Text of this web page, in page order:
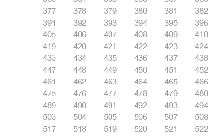
377
378 379 380 381
382
391
392 393 394 395
396
405
406 407 408 409
410
419
420 421 422 423
424
433
434 435 436 437
438
447
448 449 450 451
452
461
462 463 464 465
466
475
476 477 478 479
480
489
490 491 492 493
494
503
504 505 506 507
508
517
518 519 520 521 522